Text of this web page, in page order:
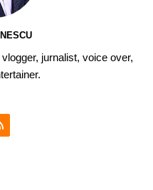
jurnalist, voice over,